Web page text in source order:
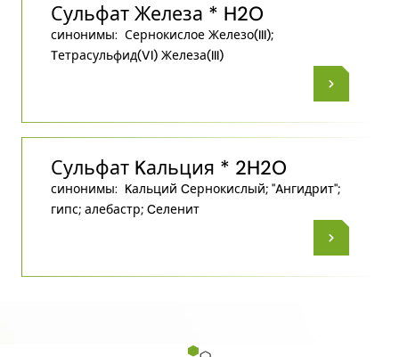
Сульфат Железа * H2O
синонимы: Сернокислое Железо(III);
Tетрасульфид(VI) Железа(III)
Сульфат Kальция * 2H2O
синонимы: Kальций Cернокислый; "Aнгидрит";
гипс; алебастр; Cеленит